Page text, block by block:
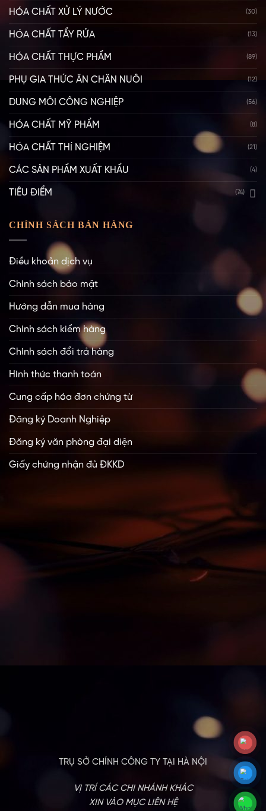
HÓA CHẤT XỬ LÝ NƯỚC (30)
HÓA CHẤT TẨY RỬA (13)
HÓA CHẤT THỰC PHẨM (89)
PHỤ GIA THỨC ĂN CHĂN NUÔI (12)
DUNG MÔI CÔNG NGHIỆP (56)
HÓA CHẤT MỸ PHẨM (8)
HÓA CHẤT THÍ NGHIỆM (21)
CÁC SẢN PHẨM XUẤT KHẨU (4)
TIÊU ĐIỂM (74)
CHÍNH SÁCH BÁN HÀNG
Điều khoản dịch vụ
Chính sách bảo mật
Hướng dẫn mua hàng
Chính sách kiểm hàng
Chính sách đổi trả hàng
Hình thức thanh toán
Cung cấp hóa đơn chứng từ
Đăng ký Doanh Nghiệp
Đăng ký văn phòng đại diện
Giấy chứng nhận đủ ĐKKD
TRỤ SỞ CHÍNH CÔNG TY TẠI HÀ NỘI
VỊ TRÍ CÁC CHI NHÁNH KHÁC
XIN VÀO MỤC LIÊN HỆ